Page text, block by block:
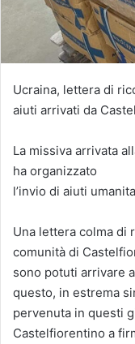
Ucraina, lettera di
aiuti arrivati da
La missiva arrivata
ha organizzato
l’invio di aiuti
Una lettera colma di
comunità di
sono potuti arrivare
questo, in estrema
pervenuta in questi
Castelfiorentino a